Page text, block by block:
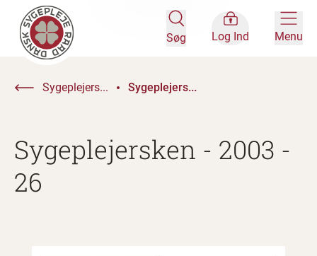
Søg Log Ind Menu
Sygeplejers... Sygeplejers...
Sygeplejersken - 2003 -
26